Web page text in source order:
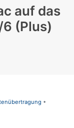
auf das
(Plus)
•